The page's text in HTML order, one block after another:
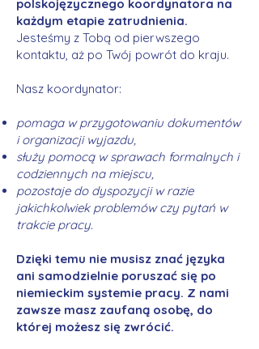
polskojęzycznego koordynatora na
każdym etapie zatrudnienia.
Jesteśmy z Tobą od pierwszego
kontaktu, aż po Twój powrót do kraju.
Nasz koordynator:
pomaga w przygotowaniu dokumentów
i organizacji wyjazdu,
służy pomocą w sprawach formalnych i
codziennych na miejscu,
pozostaje do dyspozycji w razie
jakichkolwiek problemów czy pytań w
trakcie pracy.
Dzięki temu nie musisz znać języka
ani samodzielnie poruszać się po
niemieckim systemie pracy. Z nami
zawsze masz zaufaną osobę, do
której możesz się zwrócić.